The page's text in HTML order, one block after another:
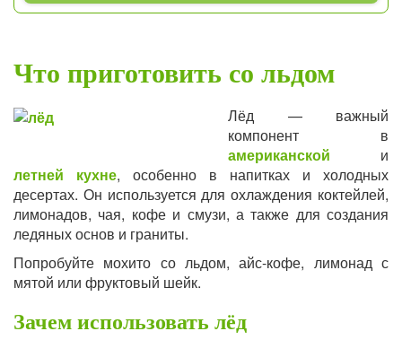
Что приготовить со льдом
Лёд — важный
компонент в
американской и
летней кухне, особенно в напитках и холодных
десертах. Он используется для охлаждения коктейлей,
лимонадов, чая, кофе и смузи, а также для создания
ледяных основ и граниты.
Попробуйте мохито со льдом, айс-кофе, лимонад с
мятой или фруктовый шейк.
Зачем использовать лёд